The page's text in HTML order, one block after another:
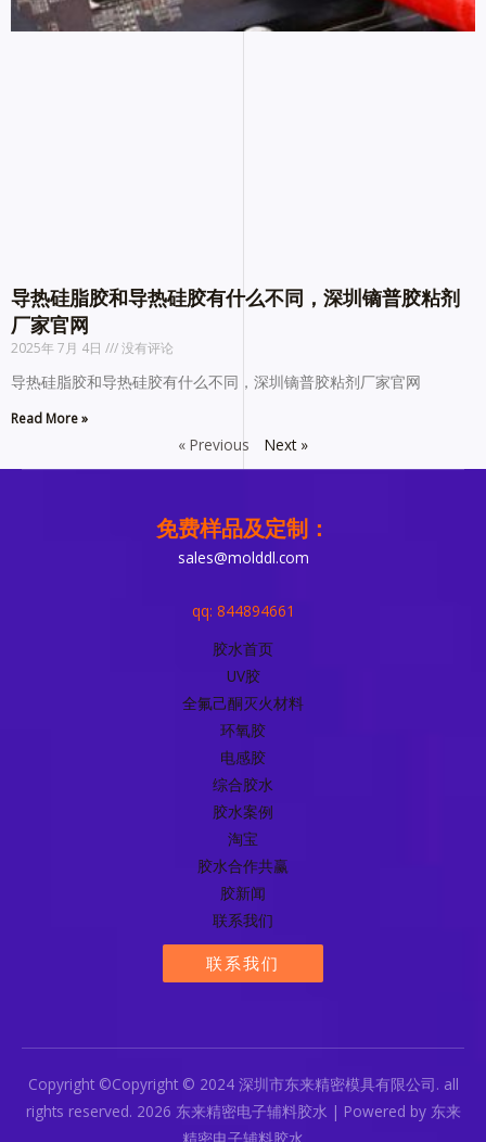
导热硅脂胶和导热硅胶有什么不同，深圳镝普胶粘剂
厂家官网
2025年 7月 4日 没有评论
导热硅脂胶和导热硅胶有什么不同，深圳镝普胶粘剂厂家官网
Read More »
« Previous Next »
免费样品及定制：
sales@molddl.com
qq: 844894661
胶水首页
UV胶
全氟己酮灭火材料
环氧胶
电感胶
综合胶水
胶水案例
淘宝
胶水合作共赢
胶新闻
联系我们
联系我们
Copyright ©Copyright © 2024 深圳市东来精密模具有限公司. all
rights reserved. 2026 东来精密电子辅料胶水 | Powered by 东来